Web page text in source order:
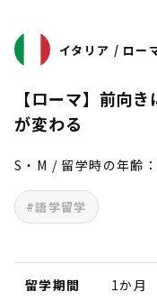
イタリア / ロー
【ローマ】前向
が変わる
S・M / 留学時の年齢
#語学留学
留学期間 1か月